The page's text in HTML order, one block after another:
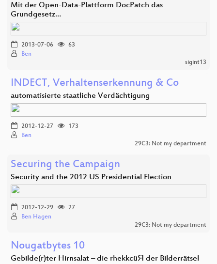
Mit der Open-Data-Plattform DocPatch das
Grundgesetz…
2013-07-06
63
Ben
sigint13
INDECT, Verhaltenserkennung & Co
automatisierte staatliche Verdächtigung
2012-12-27
173
Ben
29C3: Not my department
Securing the Campaign
Security and the 2012 US Presidential Election
2012-12-29
27
Ben Hagen
29C3: Not my department
Nougatbytes 10
Gebilde(r)ter Hirnsalat – die rhekkcüЯ der Bilderrätsel